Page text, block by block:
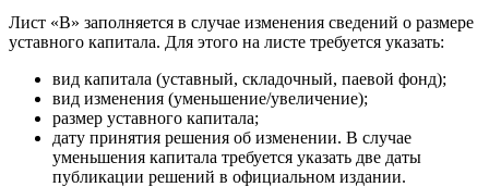
Лист «В» заполняется в случае изменения сведений о размере
уставного капитала. Для этого на листе требуется указать:
вид капитала (уставный, складочный, паевой фонд);
вид изменения (уменьшение/увеличение);
размер уставного капитала;
дату принятия решения об изменении. В случае
уменьшения капитала требуется указать две даты
публикации решений в официальном издании.